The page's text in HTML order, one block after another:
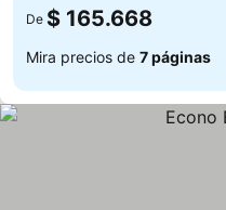
De $ 165.668
Mira precios de 7 páginas